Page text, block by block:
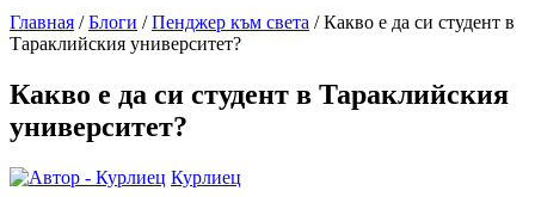
Главная /Блоги /Пенджер към света /Какво е да си студент в
Тараклийския университет?
Какво е да си студент в Тараклийския
университет?
Курлиец